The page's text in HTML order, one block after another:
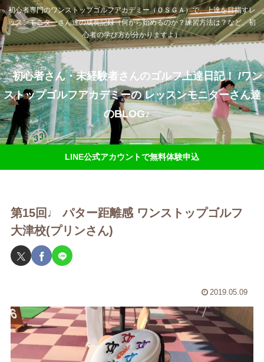
初心者専門のワンストップゴルフアカデミー（ＯＳＧＡ）で、上達を目指すレ
ッスンモニターさん達の成長記録（何から始めるのか？練習方法は？など、初
心者の学び方が分かりますよ）
初心者さん・未経験者さんのゴルフ上達日記！ /ワン
ストップゴルフアカデミーの レッスンモニターさん達
のBLOG♪
LINE公式アカウントで無料体験申込
第15回♩ パター距離感 ワンストップゴルフ
大津校(プリンさん)
2019.05.09